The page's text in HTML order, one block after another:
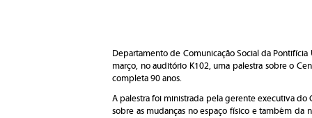
Departamento de Comunicação Social da
março, no auditório K102, uma palestra sobre o
completa 90 anos.
A palestra foi ministrada pela gerente executiva do
sobre as mudanças no espaço físico e também da